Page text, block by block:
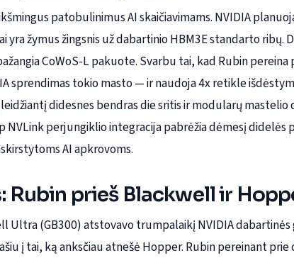
patobulinimus AI skaičiavimams. NVIDIA
yra žymus žingsnis už dabartinio HBM3E standarto ribų.
CoWoS-L pakuote. Svarbu tai, kad Rubin
sprendimas tokio masto — ir naudoja 4x retikle
didesnes bendras die sritis ir modularų mastelio
NVLink perjungiklio integracija pabrėžia dėmesį didelės
AI apkrovoms.
Rubin prieš Blackwell ir
Ultra (GB300) atstovavo trumpalaikį NVIDIA dabartinės
į tai, ką anksčiau atnešė Hopper. Rubin pereinant